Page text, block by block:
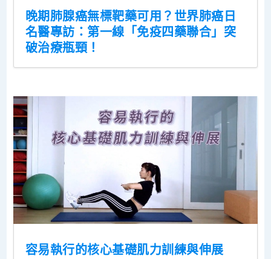
晚期肺腺癌無標靶藥可用？世界肺癌日
名醫專訪：第一線「免疫四藥聯合」突
破治療瓶頸！
容易執行的核心基礎肌力訓練與伸展